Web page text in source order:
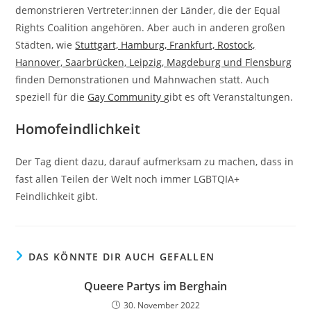
demonstrieren Vertreter:innen der Länder, die der Equal
Rights Coalition angehören. Aber auch in anderen großen
Städten, wieStuttgart, Hamburg, Frankfurt, Rostock,
Hannover, Saarbrücken, Leipzig, Magdeburg und Flensburg
finden Demonstrationen und Mahnwachen statt. Auch
speziell für die Gay Community gibt es oft Veranstaltungen.
Homofeindlichkeit
Der Tag dient dazu, darauf aufmerksam zu machen, dass in
fast allen Teilen der Welt noch immer LGBTQIA+
Feindlichkeit gibt.
DAS KÖNNTE DIR AUCH GEFALLEN
Queere Partys im Berghain
30. November 2022